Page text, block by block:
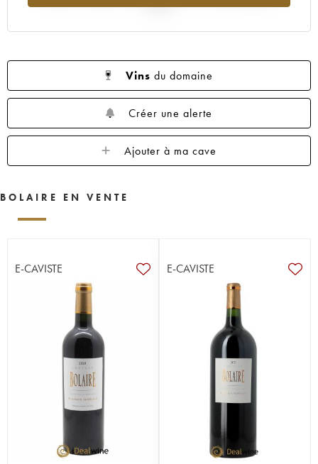
Vins du domaine
Créer une alerte
Ajouter à ma cave
BOLAIRE EN VENTE
E-CAVISTE E-CAVISTE